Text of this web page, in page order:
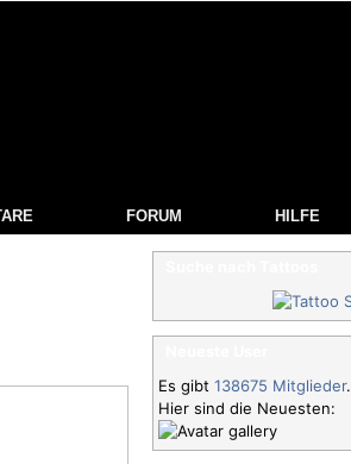
FORUM HILFE
Es gibt 138675 Mitglieder.
Hier sind die Neuesten: